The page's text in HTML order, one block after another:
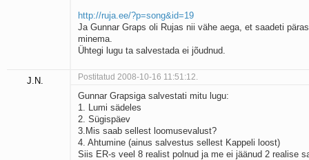
http://ruja.ee/?p=song&id=19
Ja Gunnar Graps oli Rujas nii vähe aega, et saadeti
minema.
Ühtegi lugu ta salvestada ei jõudnud.
J.N. Postitatud 2008-10-16 11:51:12.
Gunnar Grapsiga salvestati mitu lugu:
1. Lumi sädeles
2. Sügispäev
3.Mis saab sellest loomusevalust?
4. Ahtumine (ainus salvestus sellest Kappeli loost)
Siis ER-s veel 8 realist polnud ja me ei jäänud 2 realise